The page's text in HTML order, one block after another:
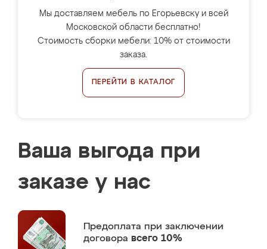
Мы доставляем мебель по Егорьевску и всей
Московской области бесплатно!
Стоимость сборки мебели: 10% от стоимости
заказа.
ПЕРЕЙТИ В КАТАЛОГ
Ваша выгода при
заказе у нас
Предоплата при заключении
договора всего 10%